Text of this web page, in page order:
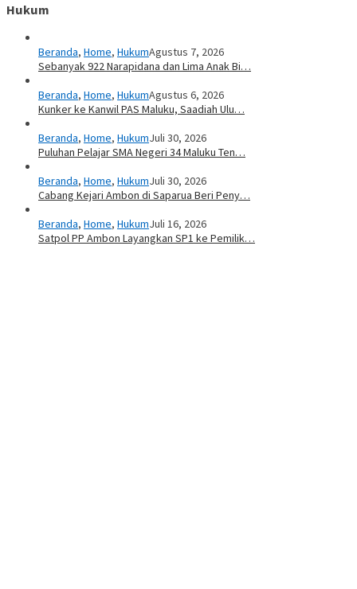
Hukum
Beranda, Home, HukumAgustus 7, 2026
Sebanyak 922 Narapidana dan Lima Anak Bi…
Beranda, Home, HukumAgustus 6, 2026
Kunker ke Kanwil PAS Maluku, Saadiah Ulu…
Beranda, Home, HukumJuli 30, 2026
Puluhan Pelajar SMA Negeri 34 Maluku Ten…
Beranda, Home, HukumJuli 30, 2026
Cabang Kejari Ambon di Saparua Beri Peny…
Beranda, Home, HukumJuli 16, 2026
Satpol PP Ambon Layangkan SP1 ke Pemilik…